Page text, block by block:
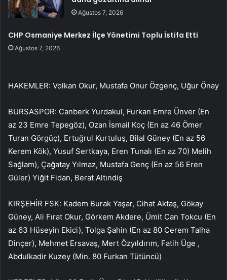
Ağustos 7, 2026
CHP Osmaniye Merkez İlçe Yönetimi Toplu İstifa Etti
Ağustos 7, 2026
HAKEMLER: Volkan Okur, Mustafa Onur Özgenç, Uğur Önay
BURSASPOR: Canberk Yurdakul, Furkan Emre Ünver (En
az 23 Emre Tepegöz), Ozan İsmail Koç (En az 46 Ömer
Turan Görgüç), Ertuğrul Kurtuluş, Bilal Güney (En az 56
Kerem Kök), Yusuf Sertkaya, Eren Tunalı (En az 70) Melih
Sağlam), Çağatay Yılmaz, Mustafa Genç (En az 56 Eren
Güler) Yiğit Fidan, Berat Altındiş
KIRŞEHİR FSK: Kadem Burak Yaşar, Cihat Aktaş, Gökay
Güney, Ali Fırat Okur, Görkem Akdere, Ümit Can Tokcu (En
az 63 Hüseyin Ekici), Tolga Şahin (En az 80 Cerem Talha
Dinçer), Mehmet Ersavaş, Mert Özyıldırım, Fatih Üge ,
Abdulkadir Kuzey (Min. 80 Furkan Tütüncü)